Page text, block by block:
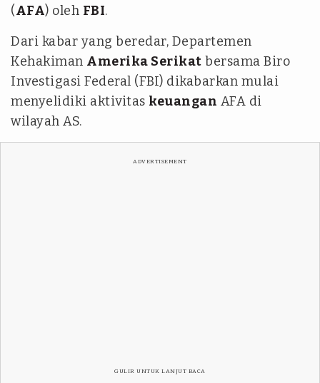
(AFA) oleh FBI.
Dari kabar yang beredar, Departemen
Kehakiman Amerika Serikat bersama Biro
Investigasi Federal (FBI) dikabarkan mulai
menyelidiki aktivitas keuangan AFA di
wilayah AS.
ADVERTISEMENT
GULIR UNTUK LANJUT BACA